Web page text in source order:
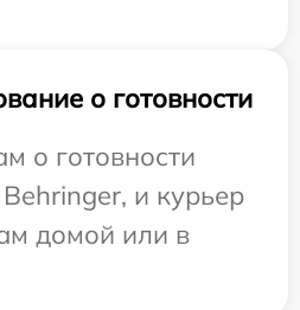
о готовности
о готовности
и курьер
домой или в